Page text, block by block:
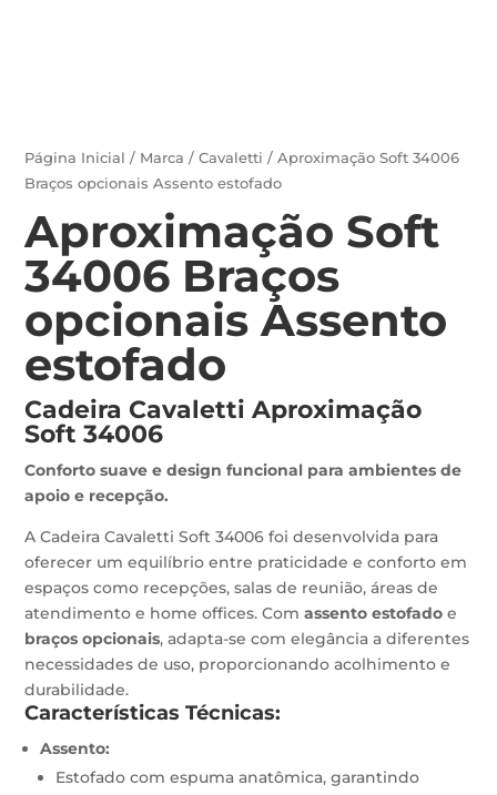
Página Inicial / Marca /Cavaletti / Aproximação Soft 34006
Braços opcionais Assento estofado
Aproximação Soft
34006 Braços
opcionais Assento
estofado
Cadeira Cavaletti Aproximação
Soft 34006
Conforto suave e design funcional para ambientes de
apoio e recepção.
A Cadeira Cavaletti Soft 34006 foi desenvolvida para
oferecer um equilíbrio entre praticidade e conforto em
espaços como recepções, salas de reunião, áreas de
atendimento e home offices. Comassento estofado e
braços opcionais, adapta-se com elegância a diferentes
necessidades de uso, proporcionando acolhimento e
durabilidade.
Características Técnicas:
Assento:
Estofado com espuma anatômica, garantindo